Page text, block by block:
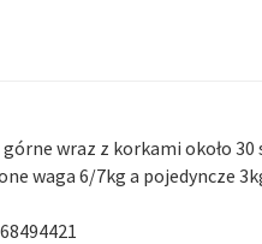
wraz z korkami około
waga 6/7kg a pojedyncze